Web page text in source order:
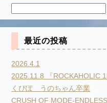
検
索:
最近の投稿
2026.4.1
2025.11.8 『ROCKAHOLIC
くぴぽ うのちゃん卒業
CRUSH OF MODE-